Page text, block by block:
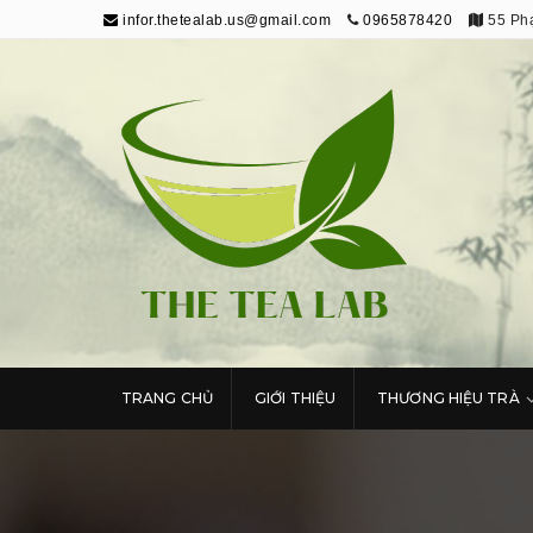
infor.thetealab.us@gmail.com 0965878420 55
The Tea Lab
Trang Thông Tin Về Trà
TRANG CHỦ GIỚI THIỆU THƯƠNG HIỆU TRÀ